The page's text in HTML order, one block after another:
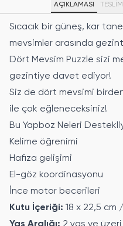
AÇIKLAMASI
Sıcacık bir güneş, kar
mevsimler arasında
Dört Mevsim Puzzle sizi
gezintiye davet ediyor!
Siz de dört mevsimi
ile çok eğleneceksiniz!
Bu Yapboz Neleri
Kelime öğrenimi
Hafıza gelişimi
El-göz koordinasyonu
İnce motor becerileri
Kutu İçeriği: 18 x 22,5 cm